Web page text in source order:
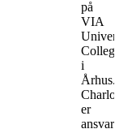
på
VIA
College
i
Århus.
Charlotte
er
ansvarlig